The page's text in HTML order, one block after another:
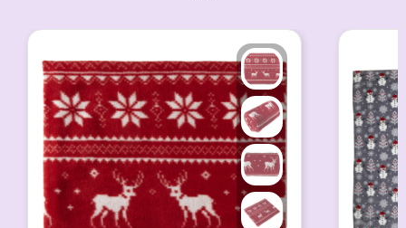
Join The Pipe
JournalBooks
Kambukka
Karst